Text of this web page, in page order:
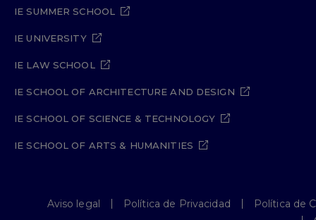
IE SUMMER SCHOOL
IE UNIVERSITY
IE LAW SCHOOL
IE SCHOOL OF ARCHITECTURE AND DESIGN
IE SCHOOL OF SCIENCE & TECHNOLOGY
IE SCHOOL OF ARTS & HUMANITIES
Aviso legal Política de Privacidad
Política de